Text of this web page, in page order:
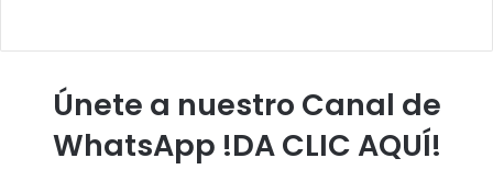
Únete a nuestro Canal de
WhatsApp !DA CLIC AQUÍ!